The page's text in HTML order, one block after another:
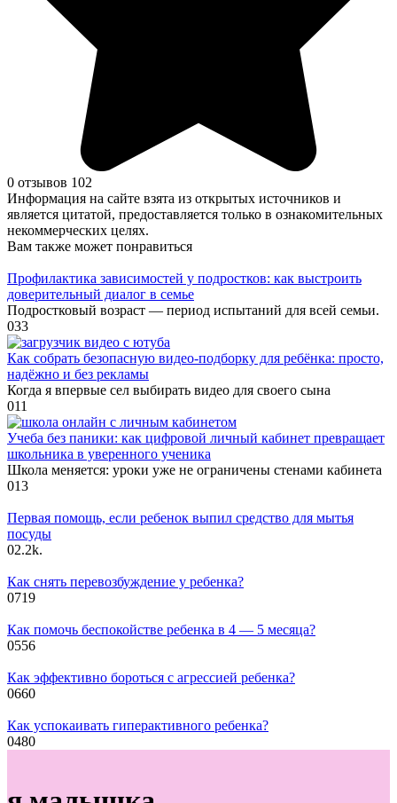
0 отзывов 102
Информация на сайте взята из открытых источников и
является цитатой, предоставляется только в ознакомительных
некоммерческих целях.
Вам также может понравиться
Профилактика зависимостей у подростков: как выстроить
доверительный диалог в семье
Подростковый возраст — период испытаний для всей семьи.
033
Как собрать безопасную видео‑подборку для ребёнка: просто,
надёжно и без рекламы
Когда я впервые сел выбирать видео для своего сына
011
Учеба без паники: как цифровой личный кабинет превращает
школьника в уверенного ученика
Школа меняется: уроки уже не ограничены стенами кабинета
013
Первая помощь, если ребенок выпил средство для мытья
посуды
02.2k.
Как снять перевозбуждение у ребенка?
0719
Как помочь беспокойстве ребенка в 4 — 5 месяца?
0556
Как эффективно бороться с агрессией ребенка?
0660
Как успокаивать гиперактивного ребенка?
0480